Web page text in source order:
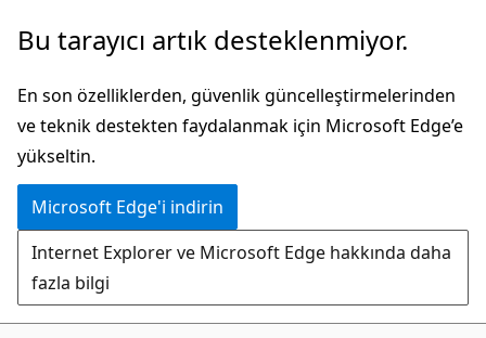
Ana
atla
Bu tarayıcı artık desteklenmiyor.
En son özelliklerden, güvenlik güncelleştirmelerinden
ve teknik destekten faydalanmak için Microsoft Edge’e
yükseltin.
Microsoft Edge'i indirin
Internet Explorer ve Microsoft Edge hakkında daha
fazla bilgi